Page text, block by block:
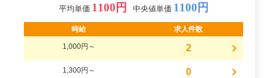
平均単価 1100円 中央値単価 1100円
時給 求人件数
1,000円～ 2
1,300円～ 0